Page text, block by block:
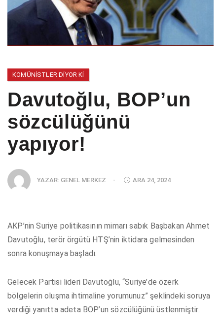
KOMÜNISTLER DIYOR KI
Davutoğlu, BOP’un
sözcülüğünü
yapıyor!
YAZAR: GENEL MERKEZ - ARA 24, 2024
AKP’nin Suriye politikasının mimarı sabık Başbakan Ahmet
Davutoğlu, terör örgütü HTŞ’nin iktidara gelmesinden
sonra konuşmaya başladı.
Gelecek Partisi lideri Davutoğlu, “Suriye’de özerk
bölgelerin oluşma ihtimaline yorumunuz” şeklindeki soruya
verdiği yanıtta adeta BOP’un sözcülüğünü üstlenmiştir.